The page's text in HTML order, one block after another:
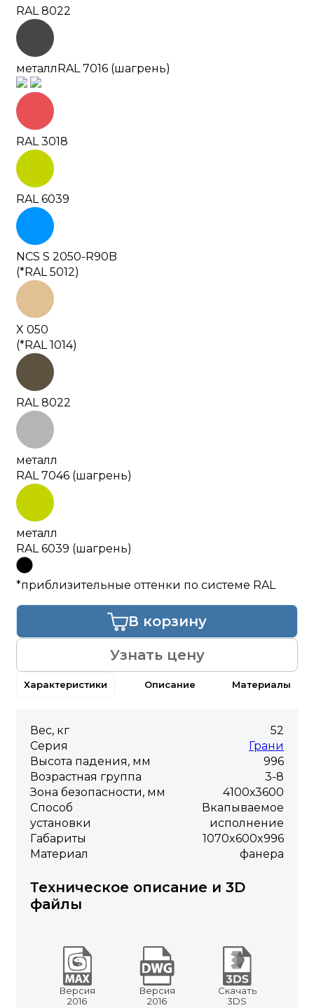
Характеристики Описание Материалы
Вес, кг
52
Серия
Грани
Высота падения, мм
996
Возрастная группа
3-8
Зона безопасности, мм
4100х3600
Способ
установки
Вкапываемое
исполнение
Габариты
1070x600x996
Материал
фанера
Техническое описание и 3D
файлы
Версия
2016
Версия
2016
Скачать
3DS
RAL 8022
металлRAL 7016 (шагрень)
RAL 3018
RAL 6039
NCS S 2050-R90B
(*RAL 5012)
X 050
(*RAL 1014)
RAL 8022
металл
RAL 7046 (шагрень)
металл
RAL 6039 (шагрень)
*приблизительные оттенки по системе RAL
Узнать цену
В корзину